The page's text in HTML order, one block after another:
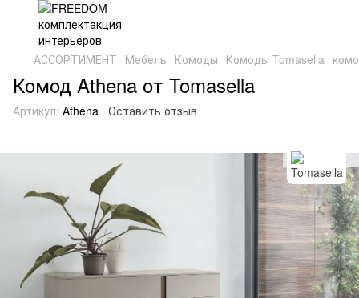
АССОРТИМЕНТ Мебель Комоды Комоды Tomasella
Комод Athena от Tomasella
Артикул: Athena Оставить отзыв